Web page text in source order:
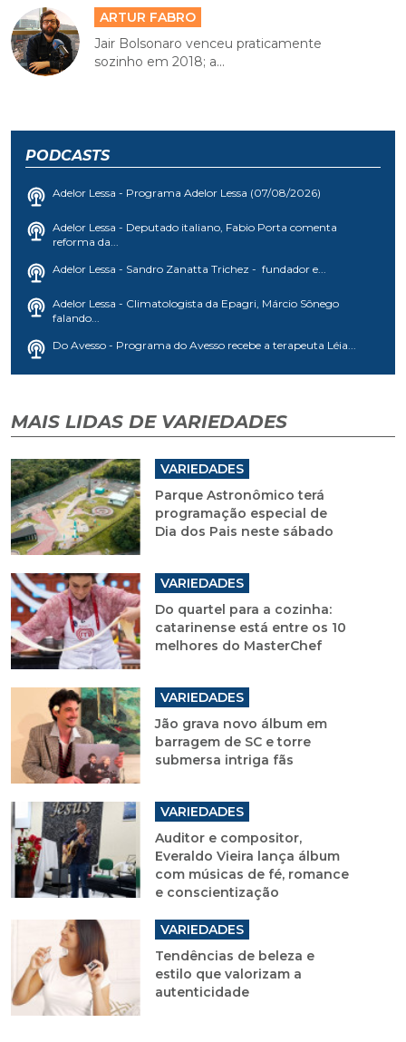
ARTUR FABRO
Jair Bolsonaro venceu praticamente
sozinho em 2018; a...
PODCASTS
Adelor Lessa - Programa Adelor Lessa (07/08/2026)
Adelor Lessa - Deputado italiano, Fabio Porta comenta
reforma da...
Adelor Lessa - Sandro Zanatta Trichez - fundador e...
Adelor Lessa - Climatologista da Epagri, Márcio Sônego
falando...
Do Avesso - Programa do Avesso recebe a terapeuta Léia...
MAIS LIDAS DE VARIEDADES
VARIEDADES
Parque Astronômico terá
programação especial de
Dia dos Pais neste sábado
VARIEDADES
Do quartel para a cozinha:
catarinense está entre os 10
melhores do MasterChef
VARIEDADES
Jão grava novo álbum em
barragem de SC e torre
submersa intriga fãs
VARIEDADES
Auditor e compositor,
Everaldo Vieira lança álbum
com músicas de fé, romance
e conscientização
VARIEDADES
Tendências de beleza e
estilo que valorizam a
autenticidade